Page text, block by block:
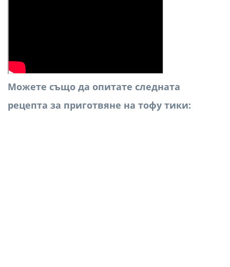
Можете също да опитате следната
рецепта за приготвяне на тофу тики: